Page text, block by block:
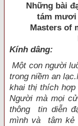
Những bài
tám mươi
Masters of
Kính dâng:
Một con người
trong niềm an
khai thị thích
Người mà mọi
thông tin diễn
mình và tâm kẻ